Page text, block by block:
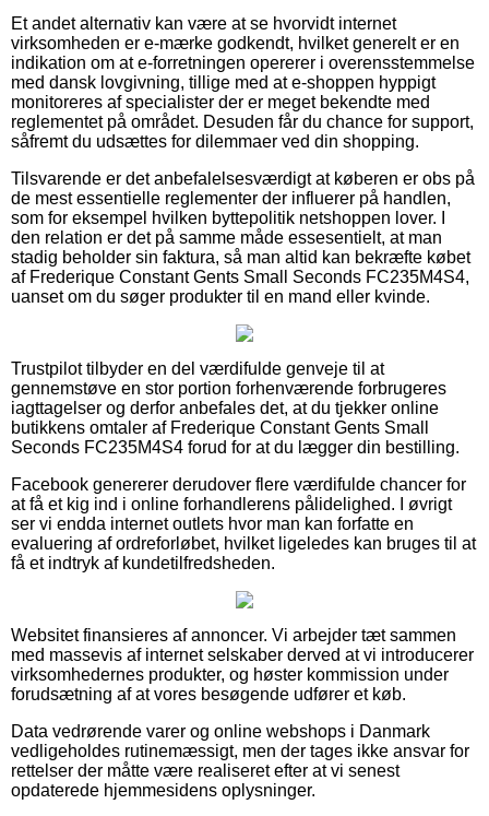
Et andet alternativ kan være at se hvorvidt internet
virksomheden er e-mærke godkendt, hvilket generelt er en
indikation om at e-forretningen opererer i overensstemmelse
med dansk lovgivning, tillige med at e-shoppen hyppigt
monitoreres af specialister der er meget bekendte med
reglementet på området. Desuden får du chance for support,
såfremt du udsættes for dilemmaer ved din shopping.
Tilsvarende er det anbefalelsesværdigt at køberen er obs på
de mest essentielle reglementer der influerer på handlen,
som for eksempel hvilken byttepolitik netshoppen lover. I
den relation er det på samme måde essesentielt, at man
stadig beholder sin faktura, så man altid kan bekræfte købet
af Frederique Constant Gents Small Seconds FC235M4S4,
uanset om du søger produkter til en mand eller kvinde.
Trustpilot tilbyder en del værdifulde genveje til at
gennemstøve en stor portion forhenværende forbrugeres
iagttagelser og derfor anbefales det, at du tjekker online
butikkens omtaler af Frederique Constant Gents Small
Seconds FC235M4S4 forud for at du lægger din bestilling.
Facebook genererer derudover flere værdifulde chancer for
at få et kig ind i online forhandlerens pålidelighed. I øvrigt
ser vi endda internet outlets hvor man kan forfatte en
evaluering af ordreforløbet, hvilket ligeledes kan bruges til at
få et indtryk af kundetilfredsheden.
Websitet finansieres af annoncer. Vi arbejder tæt sammen
med massevis af internet selskaber derved at vi introducerer
virksomhedernes produkter, og høster kommission under
forudsætning af at vores besøgende udfører et køb.
Data vedrørende varer og online webshops i Danmark
vedligeholdes rutinemæssigt, men der tages ikke ansvar for
rettelser der måtte være realiseret efter at vi senest
opdaterede hjemmesidens oplysninger.